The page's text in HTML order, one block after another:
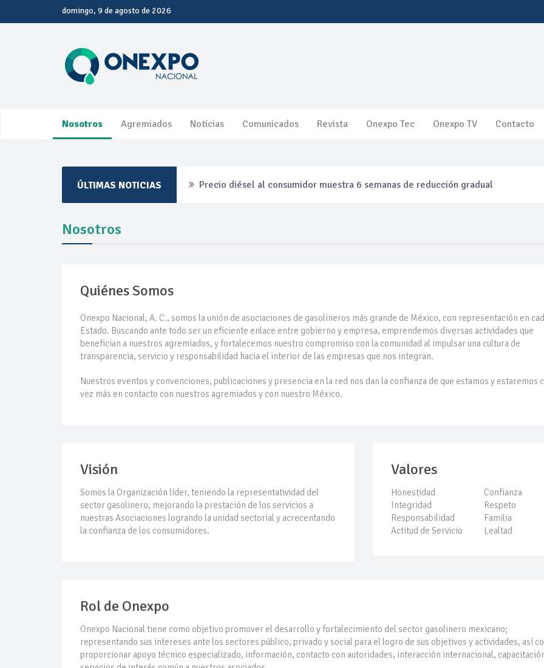
domingo, 9 de agosto de 2026
Nosotros Agremiados Noticias Comunicados Revista Onexpo Tec Onexpo TV Contacto
ÚLTIMAS NOTICIAS Precio diésel al consumidor muestra 6 semanas de reducción gradual
Pierde Pemex 71 millones de pesos al día por "procesadoras" ilegales
Baja 5% más el precio internacional del crudo por posible acuerdo de paz
Petróleo continúa su descenso en el mercado internacional
Nosotros
Quiénes Somos
Onexpo Nacional, A. C., somos la unión de asociaciones de gasolineros más grande de México, con representación en
Estado. Buscando ante todo ser un eficiente enlace entre gobierno y empresa, emprendemos diversas actividades que
benefician a nuestros agremiados, y fortalecemos nuestro compromiso con la comunidad al impulsar una cultura de
transparencia, servicio y responsabilidad hacia el interior de las empresas que nos integran.
Nuestros eventos y convenciones, publicaciones y presencia en la red nos dan la confianza de que estamos y estaremos
vez más en contacto con nuestros agremiados y con nuestro México.
Visión
Somos la Organización líder, teniendo la representatividad del
sector gasolinero, mejorando la prestación de los servicios a
nuestras Asociaciones logrando la unidad sectorial y acrecentando
la confianza de los consumidores.
Valores
Honestidad
Integridad
Responsabilidad
Actitud de Servicio
Confianza
Respeto
Familia
Lealtad
Rol de Onexpo
Onexpo Nacional tiene como objetivo promover el desarrollo y fortalecimiento del sector gasolinero mexicano;
representando sus intereses ante los sectores público, privado y social para el logro de sus objetivos y actividades, así
proporcionar apoyo técnico especializado, información, contacto con autoridades, interacción internacional,